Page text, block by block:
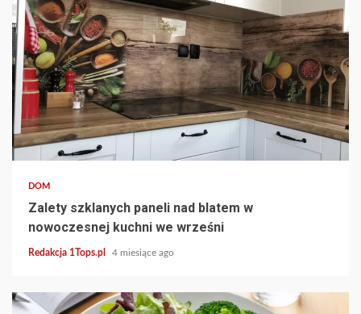
4 min read
DOM
Zalety szklanych paneli nad blatem w
nowoczesnej kuchni we wrześni
Redakcja 1Tops.pl 4 miesiące ago